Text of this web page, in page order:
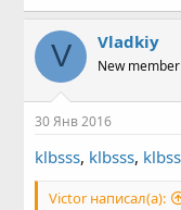
V Vladkiy
New member
30 Янв 2016
klbsss, klbsss,
Victor написал(а):